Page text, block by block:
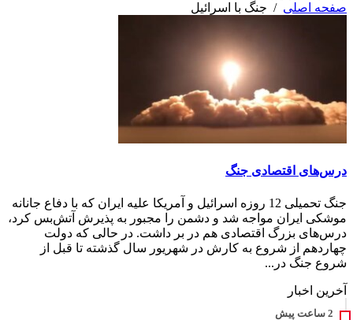
صفحه اصلی / جنگ با اسرائیل
درس‌های اقتصادی جنگ
جنگ تحمیلی 12 روزه اسرائیل و آمریکا علیه ایران که با دفاع جانانه
موشکی ایران مواجه شد و دشمن را مجبور به پذیرش آتش‌بس کرد،
درس‌های بزرگ اقتصادی هم در بر داشت. در حالی که دولت
چهاردهم از شروع به کارش در شهریور سال گذشته تا قبل از
شروع جنگ در...
آخرین اخبار